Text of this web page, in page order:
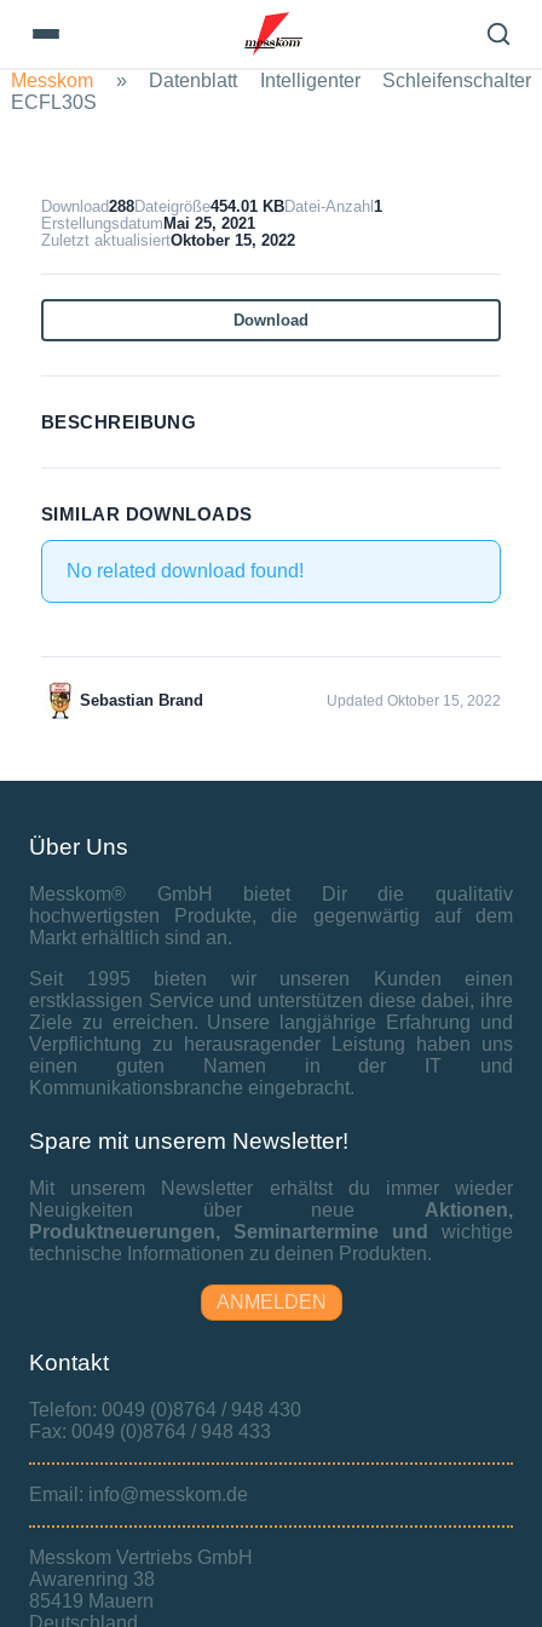
Messkom »
Datenblatt Intelligenter Schleifenschalter
ECFL30S
Download288Dateigröße454.01 KBDatei-Anzahl 1
Erstellungsdatum Mai 25, 2021
Zuletzt aktualisiertOktober 15, 2022
Download
BESCHREIBUNG
SIMILAR DOWNLOADS
No related download found!
Sebastian Brand Updated Oktober 15, 2022
Über Uns
Messkom® GmbH bietet Dir die qualitativ
hochwertigsten Produkte, die gegenwärtig auf dem
Markt erhältlich sind an.
Seit 1995 bieten wir unseren Kunden einen
erstklassigen Service und unterstützen diese dabei, ihre
Ziele zu erreichen. Unsere langjährige Erfahrung und
Verpflichtung zu herausragender Leistung haben uns
einen guten Namen in der IT und
Kommunikationsbranche eingebracht.
Spare mit unserem Newsletter!
Mit unserem Newsletter erhältst du immer wieder
Neuigkeiten über neue Aktionen,
Produktneuerungen, Seminartermine und wichtige
technische Informationen zu deinen Produkten.
ANMELDEN
Kontakt
Telefon: 0049 (0)8764 / 948 430
Fax: 0049 (0)8764 / 948 433
Email: info@messkom.de
Messkom Vertriebs GmbH
Awarenring 38
85419 Mauern
Deutschland